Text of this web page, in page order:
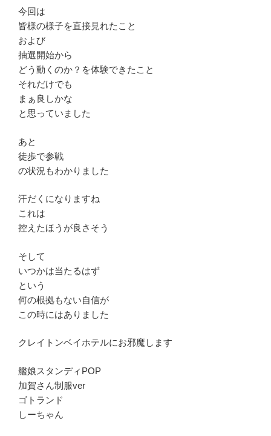
今回は
皆様の様子を直接見れたこと
および
抽選開始から
どう動くのか？を体験できたこと
それだけでも
まぁ良しかな
と思っていました
あと
徒歩で参戦
の状況もわかりました
汗だくになりますね
これは
控えたほうが良さそう
そして
いつかは当たるはず
という
何の根拠もない自信が
この時にはありました
クレイトンベイホテルにお邪魔します
艦娘スタンディPOP
加賀さん制服ver
ゴトランド
しーちゃん